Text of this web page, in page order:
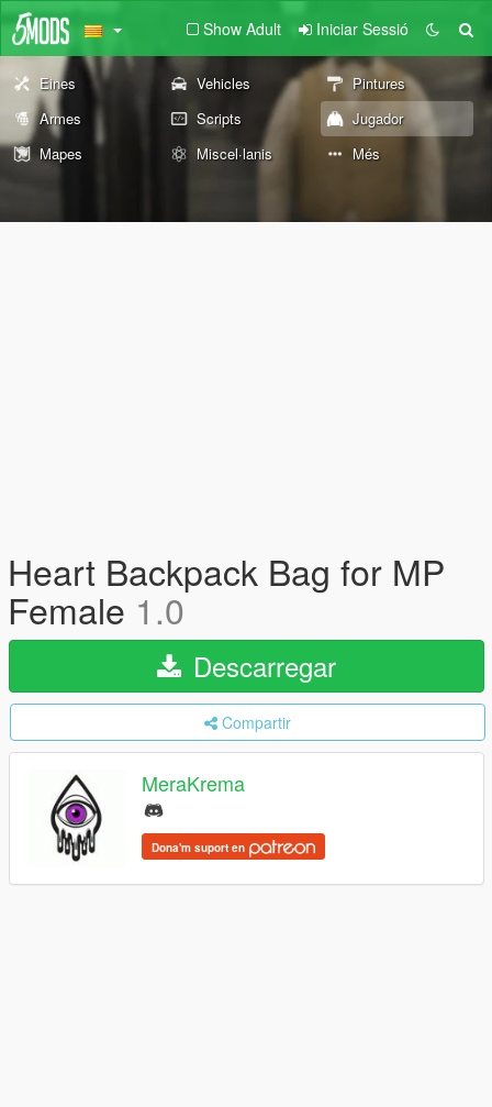
Show Adult Iniciar Sessió
Eines Vehicles
Pintures
Armes
Scripts
Jugador
Mapes
Miscel·lanis Més
Heart Backpack Bag for MP
Female 1.0
Descarregar
Compartir
MeraKrema
Dona'm suport en